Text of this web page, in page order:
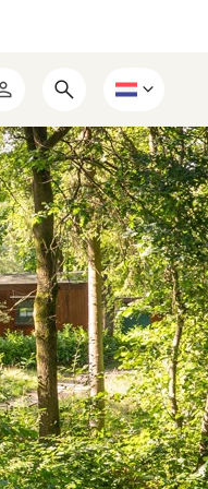
Mijn
RCN
Open
zoekformulier
Kies
een
taal